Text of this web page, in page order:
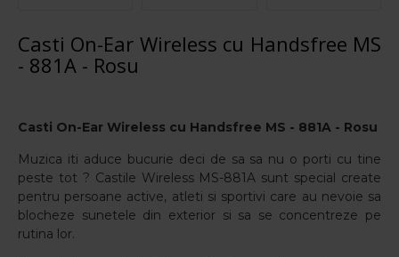
Casti On-Ear Wireless cu Handsfree MS
- 881A - Rosu
Casti On-Ear Wireless cu Handsfree MS - 881A - Rosu
Muzica iti aduce bucurie deci de sa sa nu o porti cu tine
peste tot ? Castile Wireless MS-881A sunt special create
pentru persoane active, atleti si sportivi care au nevoie sa
blocheze sunetele din exterior si sa se concentreze pe
rutina lor.